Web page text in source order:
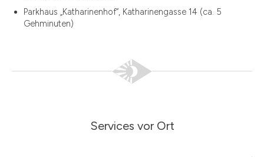
Parkhaus „Katharinenhof“, Katharinengasse 14 (ca. 5
Gehminuten)
Services vor Ort